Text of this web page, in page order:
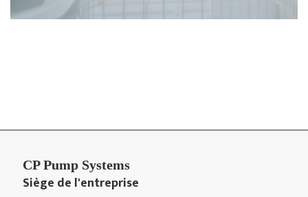
CP Pump Systems
Siège de l'entreprise